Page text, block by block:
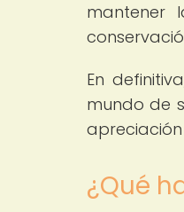
mantener
En
mundo de
¿Qué